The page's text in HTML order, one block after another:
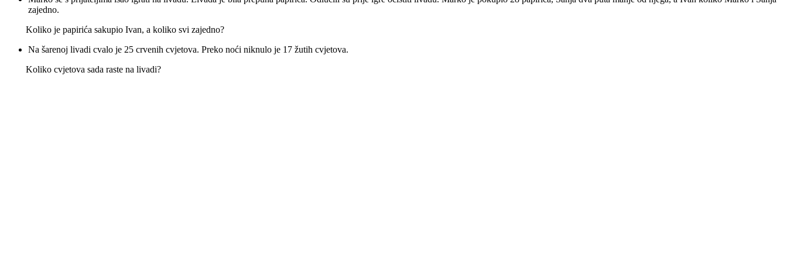
zajedno.
Koliko je papirića sakupio Ivan, a koliko svi zajedno?
Na šarenoj livadi cvalo je 25 crvenih cvjetova. Preko noći niknulo je 17 žutih cvjetova.
Koliko cvjetova sada raste na livadi?